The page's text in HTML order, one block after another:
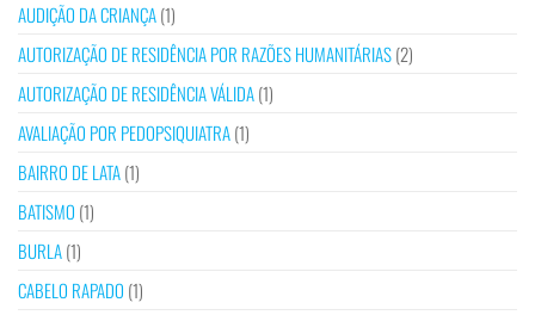
AUDIÇÃO DA CRIANÇA(1)
AUTORIZAÇÃO DE RESIDÊNCIA POR RAZÕES HUMANITÁRIAS(2)
AUTORIZAÇÃO DE RESIDÊNCIA VÁLIDA(1)
AVALIAÇÃO POR PEDOPSIQUIATRA(1)
BAIRRO DE LATA(1)
BATISMO (1)
BURLA(1)
CABELO RAPADO (1)